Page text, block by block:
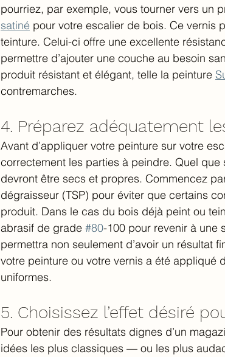
pourriez, par exemple, vous tourner vers un
satiné pour votre escalier de bois. Ce vernis
teinture. Celui-ci offre une excellente
permettre d’ajouter une couche au besoin
produit résistant et élégant, telle la peinture
contremarches.
4. Préparez adéquatement
Avant d’appliquer votre peinture sur votre
correctement les parties à peindre. Quel
devront être secs et propres. Commencez
dégraisseur (TSP) pour éviter que certains
produit. Dans le cas du bois déjà peint ou
abrasif de grade #80-100 pour revenir à une
permettra non seulement d’avoir un résultat
votre peinture ou votre vernis a été appliqué
uniformes.
5. Choisissez l’effet désiré
Pour obtenir des résultats dignes d’un
idées les plus classiques — ou les plus